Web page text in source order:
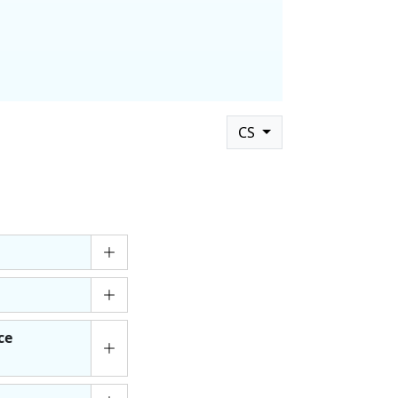
CS